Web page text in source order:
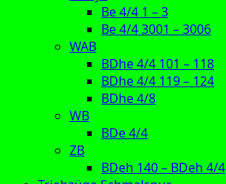
Be 4/4 1 – 3
Be 4/4 3001 – 3006
WAB
BDhe 4/4 101 – 118
BDhe 4/4 119 – 124
BDhe 4/8
WB
BDe 4/4
ZB
BDeh 140 – BDeh 4/4